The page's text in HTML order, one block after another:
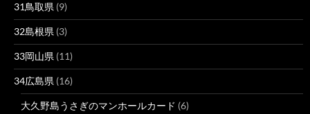
31鳥取県 (9)
32島根県 (3)
33岡山県 (11)
34広島県 (16)
大久野島うさぎのマンホールカード (6)